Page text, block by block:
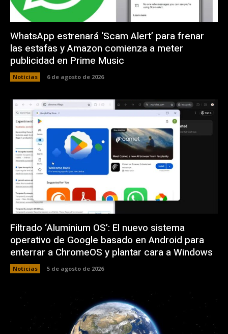
WhatsApp estrenará ‘Scam Alert’ para frenar
las estafas y Amazon comienza a meter
publicidad en Prime Music
Noticias 6 de agosto de 2026
Filtrado ‘Aluminium OS’: El nuevo sistema
operativo de Google basado en Android para
enterrar a ChromeOS y plantar cara a Windows
Noticias 5 de agosto de 2026